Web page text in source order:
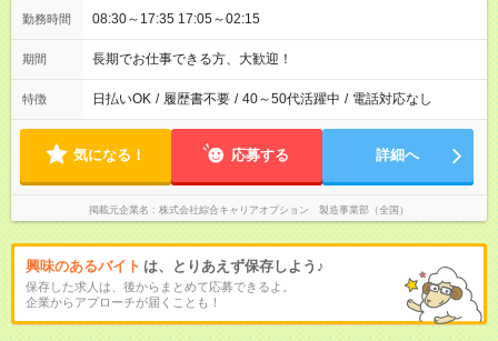
勤務時間 08:30～17:35 17:05～02:15
期間 長期でお仕事できる方、大歓迎！
特徴 日払いOK / 履歴書不要 / 40～50代活躍中 / 電話対応なし
気になる！ 応募する 詳細へ
掲載元企業名 株式会社綜合キャリアオプション 製造事業部（全国）
興味のあるバイト は、とりあえず保存しよう♪
保存した求人は、後からまとめて応募できるよ。
企業からアプローチが届くことも！